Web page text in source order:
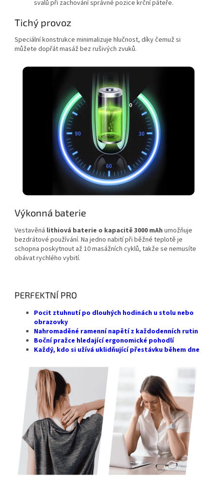
svalů při zachování správné pozice krční páteře.
Tichý provoz
Speciální konstrukce minimalizuje hlučnost, díky čemuž si
můžete dopřát masáž bez rušivých zvuků.
Výkonná baterie
Vestavěná lithiová baterie o kapacitě 3000 mAh umožňuje
bezdrátové používání. Na jedno nabití při běžné teplotě je
schopna poskytnout až 10 masážních cyklů, takže se nemusíte
obávat rychlého vybití.
PERFEKTNÍ PRO
Pocit ztuhnutí po dlouhých hodinách u stolu nebo
obrazovky
Nahromaděné ramenní napětí z každodenních rutin
Boční pražce hledající ergonomické pohodlí
Každý, kdo si užívá uklidňující přestávku během dne